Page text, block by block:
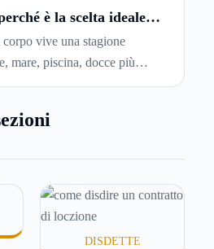
la disdetta per un contratto
è la scelta ideale
vive una stagione
mare, piscina, docce più
possono renderla
proprio nei mesi caldi,
DISDETTE